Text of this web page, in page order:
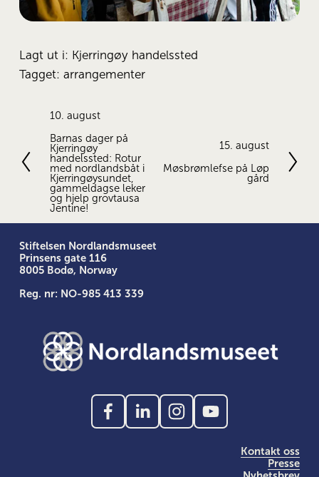
Lagt ut i: Kjerringøy handelssted
Tagget: arrangementer
F
o
r
r
i
g
e
10. august
Barnas dager på
Kjerringøy
handelssted: Rotur
med nordlandsbåt i
Kjerringøysundet,
gammeldagse leker
og hjelp grovtausa
Jentine!
e
s
15. august
Møsbrømlefse på Løp
gård
Stiftelsen Nordlandsmuseet
Prinsens gate 116
8005 Bodø, Norway
Reg. nr: NO-985 413 339
Kontakt oss
Presse